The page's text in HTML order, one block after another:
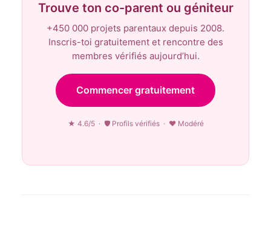
Trouve ton co-parent ou géniteur
+450 000 projets parentaux depuis 2008.
Inscris-toi gratuitement et rencontre des
membres vérifiés aujourd’hui.
Commencer gratuitement
★ 4.6/5 · 🛡 Profils vérifiés · ♥ Modéré